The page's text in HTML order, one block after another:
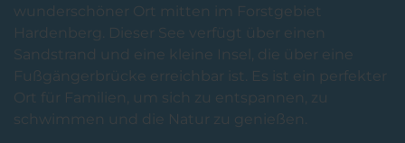
wunderschöner Ort mitten im Forstgebiet
Hardenberg. Dieser See verfügt über einen
Sandstrand und eine kleine Insel, die über eine
Fußgängerbrücke erreichbar ist. Es ist ein perfekter
Ort für Familien, um sich zu entspannen, zu
schwimmen und die Natur zu genießen.